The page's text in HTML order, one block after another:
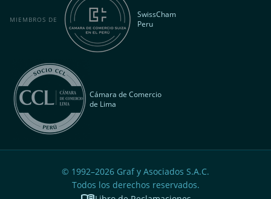
MIEMBROS DE
SwissCham
Peru
Cámara de Comercio
de Lima
© 1992–2026 Graf y Asociados S.A.C.
Todos los derechos reservados.